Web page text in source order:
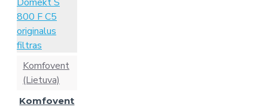
Komfovent
(Lietuva)
Komfovent